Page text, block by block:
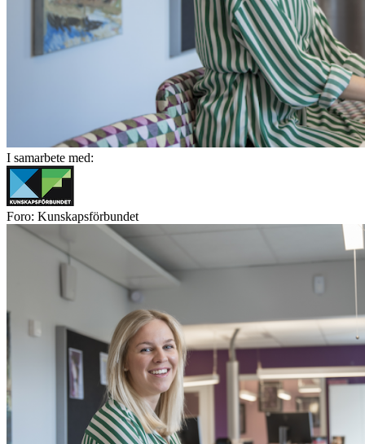
I samarbete med:
Foro: Kunskapsförbundet